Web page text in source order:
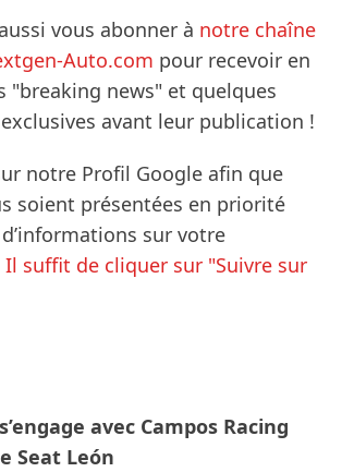
vous abonner à notre chaîne
Auto.com pour recevoir en
"breaking news" et quelques
avant leur publication !
notre Profil Google afin que
soient présentées en priorité
sur votre
Il suffit de cliquer sur "Suivre sur
avec Campos Racing
Seat León